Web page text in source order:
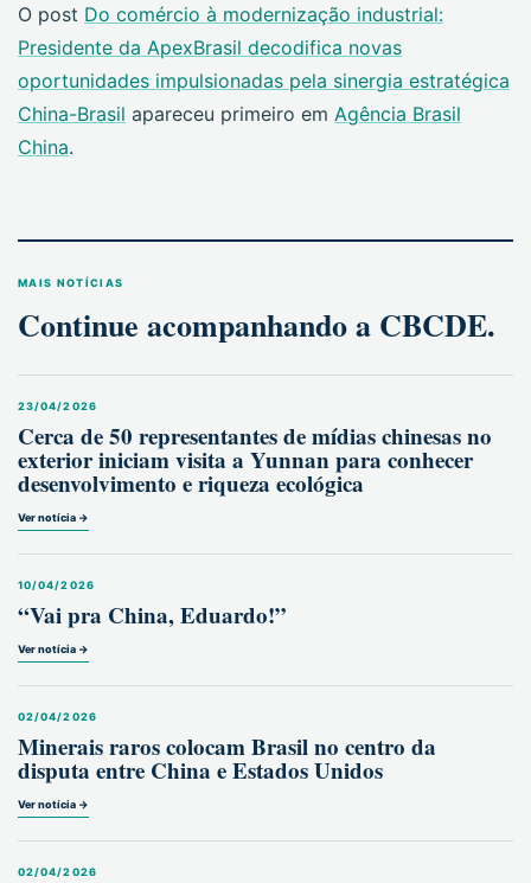
O post Do comércio à modernização industrial:
Presidente da ApexBrasil decodifica novas
oportunidades impulsionadas pela sinergia estratégica
China-Brasil apareceu primeiro em Agência Brasil
China.
MAIS NOTÍCIAS
Continue acompanhando a CBCDE.
23/04/2026
Cerca de 50 representantes de mídias chinesas no
exterior iniciam visita a Yunnan para conhecer
desenvolvimento e riqueza ecológica
Ver notícia →
10/04/2026
“Vai pra China, Eduardo!”
Ver notícia →
02/04/2026
Minerais raros colocam Brasil no centro da
disputa entre China e Estados Unidos
Ver notícia →
02/04/2026